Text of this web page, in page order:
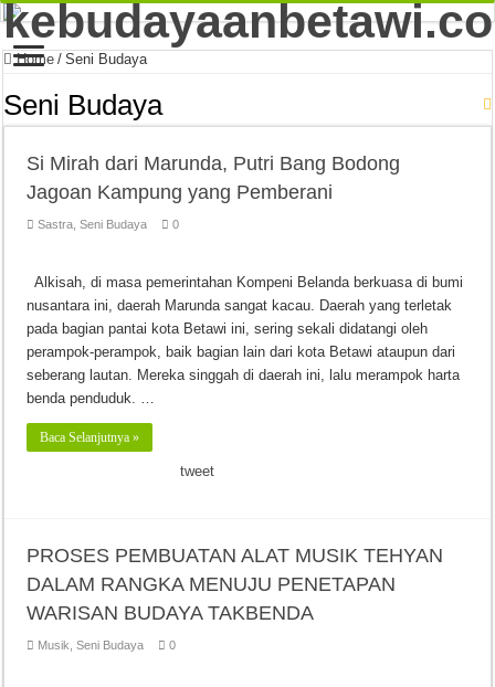
Home / Seni Budaya
Seni Budaya
Si Mirah dari Marunda, Putri Bang Bodong
Jagoan Kampung yang Pemberani
Sastra ,Seni Budaya 0
Alkisah, di masa pemerintahan Kompeni Belanda berkuasa di bumi
nusantara ini, daerah Marunda sangat kacau. Daerah yang terletak
pada bagian pantai kota Betawi ini, sering sekali didatangi oleh
perampok-perampok, baik bagian lain dari kota Betawi ataupun dari
seberang lautan. Mereka singgah di daerah ini, lalu merampok harta
benda penduduk. …
Baca Selanjutnya »
tweet
PROSES PEMBUATAN ALAT MUSIK TEHYAN
DALAM RANGKA MENUJU PENETAPAN
WARISAN BUDAYA TAKBENDA
Musik ,Seni Budaya 0